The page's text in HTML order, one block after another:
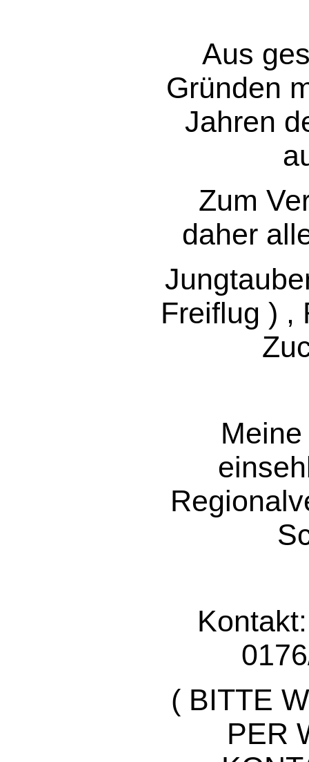
Aus
Gründen
Jahren
Zum
daher
Freiflug ) ,
( BITTE
PER